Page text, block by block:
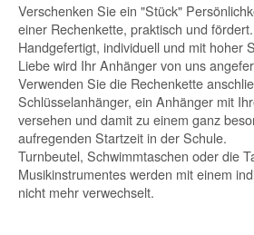
Verschenken Sie ein "Stück"
einer Rechenkette, praktisch und fördert.
Handgefertigt, individuell und mit hoher
Liebe wird Ihr Anhänger von uns
Verwenden Sie die Rechenkette
Schlüsselanhänger, ein Anhänger mit
versehen und damit zu einem ganz
aufregenden Startzeit in der Schule.
Turnbeutel, Schwimmtaschen oder die
Musikinstrumentes werden mit einem
nicht mehr verwechselt.